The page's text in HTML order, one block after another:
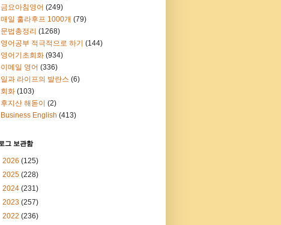
금요아침영어 (249)
매일 훌라후프 1000개 (79)
문법총정리 (1268)
영어공부 적극적으로 하기 (144)
영어기초회화 (934)
이메일 영어 (336)
일과 라이프의 발란스 (6)
회화 (103)
후지산 해돋이 (2)
Business English (413)
그 보관함
2026 (125)
2025 (228)
2024 (231)
2023 (257)
2022 (236)